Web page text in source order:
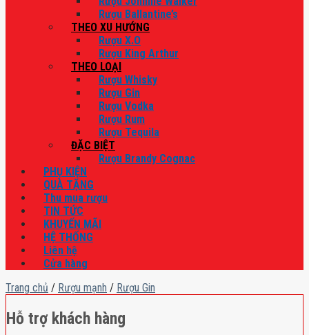
Rượu Ballantine’s
THEO XU HƯỚNG
Rượu X.O
Rượu King Arthur
THEO LOẠI
Rượu Whisky
Rượu Gin
Rượu Vodka
Rượu Rum
Rượu Tequila
ĐẶC BIỆT
Rượu Brandy Cognac
PHỤ KIỆN
QUÀ TẶNG
Thu mua rượu
TIN TỨC
KHUYẾN MÃI
HỆ THỐNG
Liên hệ
Cửa hàng
Trang chủ / Rượu mạnh / Rượu Gin
Hỗ trợ khách hàng